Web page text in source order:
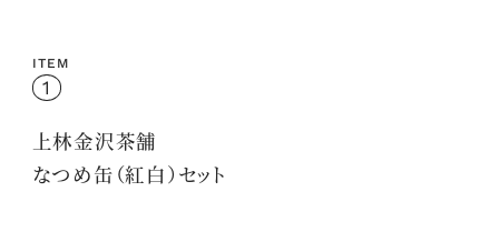
ITEM
1
上林金沢茶舗
なつめ缶（紅白）セット